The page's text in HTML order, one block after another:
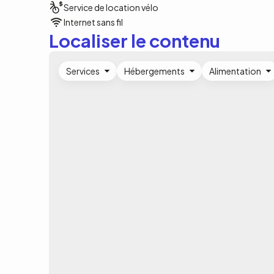
Service de location vélo
Internet sans fil
Localiser le contenu
Services Hébergements Alimentation